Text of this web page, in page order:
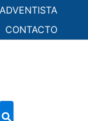
CONTACTO